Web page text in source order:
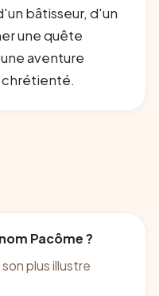
bâtisseur, d'un
une quête
aventure
chrétienté.
Pacôme ?
plus illustre